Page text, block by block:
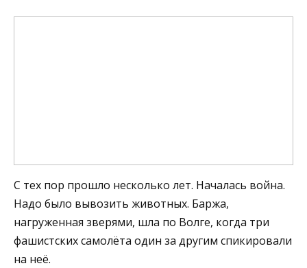
С тех пор прошло несколько лет. Началась война.
Надо было вывозить животных. Баржа,
нагруженная зверями, шла по Волге, когда три
фашистских самолёта один за другим спикировали
на неё.